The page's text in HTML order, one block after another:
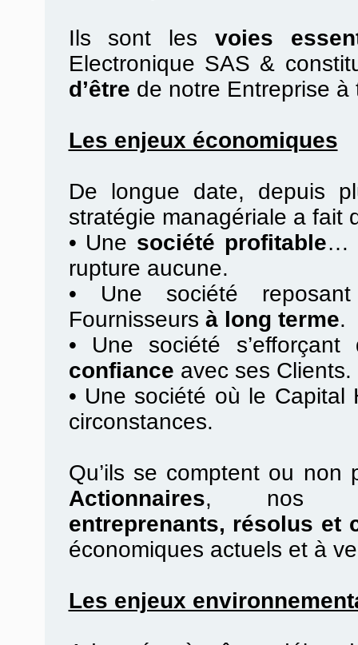
Ils sont les voies
Electronique SAS &
d’être de notre Entreprise à
Les enjeux économiques
De longue date, depuis
stratégie managériale a fait
• Une société profitable…
rupture aucune.
• Une société
Fournisseurs à long terme.
• Une société
confiance avec ses Clients.
• Une société où le Capital
circonstances.
Qu’ils se comptent ou non
Actionnaires, nos
entreprenants, résolus et
économiques actuels et à
Les enjeux